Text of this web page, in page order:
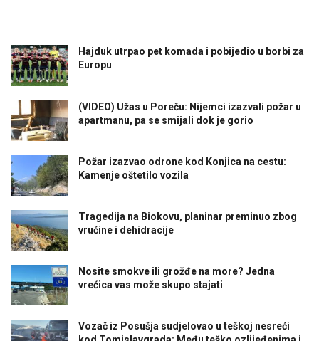
Hajduk utrpao pet komada i pobijedio u borbi za
Europu
(VIDEO) Užas u Poreču: Nijemci izazvali požar u
apartmanu, pa se smijali dok je gorio
Požar izazvao odrone kod Konjica na cestu:
Kamenje oštetilo vozila
Tragedija na Biokovu, planinar preminuo zbog
vrućine i dehidracije
Nosite smokve ili grožđe na more? Jedna
vrećica vas može skupo stajati
Vozač iz Posušja sudjelovao u teškoj nesreći